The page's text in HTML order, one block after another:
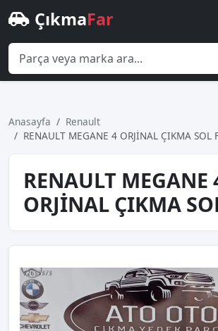
ÇıkmaFar
Anasayfa
Renault
RENAULT MEGANE 4 ORJİNAL ÇIKMA SOL
RENAULT MEGANE
ORJİNAL ÇIKMA